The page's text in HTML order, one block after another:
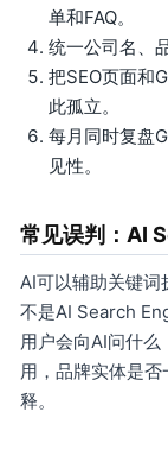
单和FAQ。
统一公司名、
把SEO页面和
此孤立。
每月同时复盘
见性。
常见误判：AI
AI可以辅助关键
不是AI Search
用户会向AI问什么
用，品牌实体是
释。